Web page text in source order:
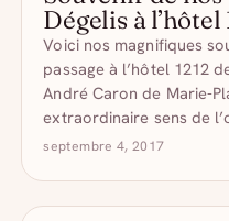
Dégelis à l’hôtel
Voici nos magnifiques
passage à l’hôtel 1212
André Caron de Marie-
extraordinaire sens de
septembre 4, 2017